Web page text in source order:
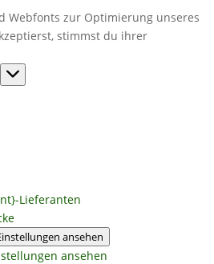
Webfonts zur Optimierung unseres
stimmst du ihrer
Lieferanten
ansehen
ansehen